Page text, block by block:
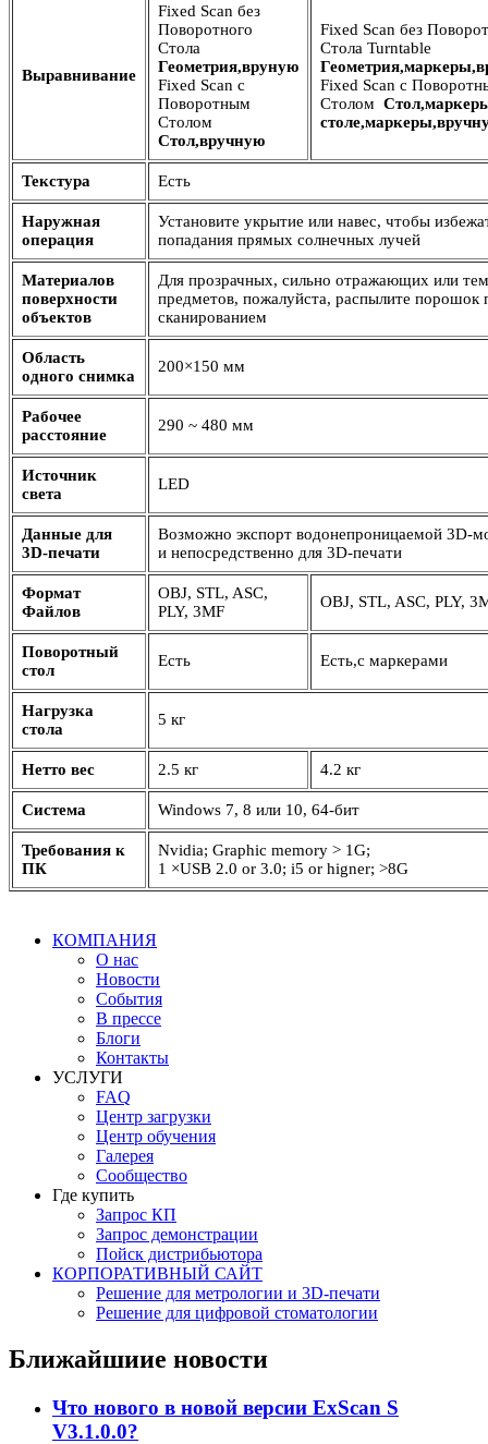
Выравнивание
Fixed Scan без
Поворотного
Стола
Геометрия,вруную
Fixed Scan с
Поворотным
Столом
Стол,вручную
Fixed Scan без
Стола Turntable
Fixed Scan с
Столом
Текстура Есть
Наружная
операция
Установите укрытие или навес, чтобы
попадания прямых солнечных лучей
Материалов
поверхности
объектов
Для прозрачных, сильно отражающих или
предметов, пожалуйста, распылите порошок
сканированием
Область
одного снимка
200×150 мм
Рабочее
расстояние
290 ~ 480 мм
Источник
света
LED
Данные для
3D-печати
Возможно экспорт водонепроницаемой 3D-
и непосредственно для 3D-печати
Формат
Файлов
OBJ, STL, ASC,
PLY, 3MF
OBJ, STL, ASC, PLY,
Поворотный
стол
Есть Есть,с маркерами
Нагрузка
стола
5 кг
Нетто вес 2.5 кг 4.2 кг
Система Windows 7, 8 или 10, 64-бит
Требования к
ПК
Nvidia; Graphic memory > 1G;
1 ×USB 2.0 or 3.0; i5 or higner; >8G
КОМПАНИЯ
О нас
Новости
События
В прессе
Блоги
Контакты
УСЛУГИ
FAQ
Центр загрузки
Центр обучения
Галерея
Сообщество
Где купить
Запрос КП
Запрос демонстрации
Пойск дистрибьютора
КОРПОРАТИВНЫЙ САЙТ
Решение для метрологии и 3D-печати
Решение для цифровой стоматологии
Ближайшиие новости
Что нового в новой версии ExScan S
V3.1.0.0?